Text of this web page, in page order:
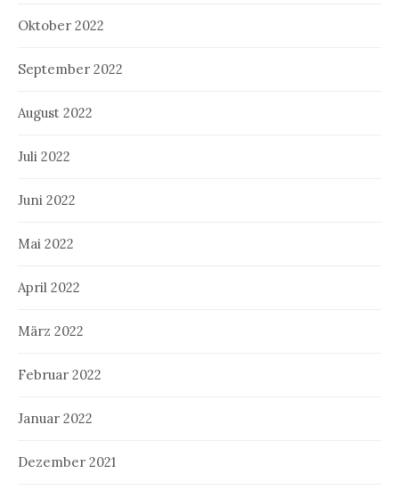
Oktober 2022
September 2022
August 2022
Juli 2022
Juni 2022
Mai 2022
April 2022
März 2022
Februar 2022
Januar 2022
Dezember 2021